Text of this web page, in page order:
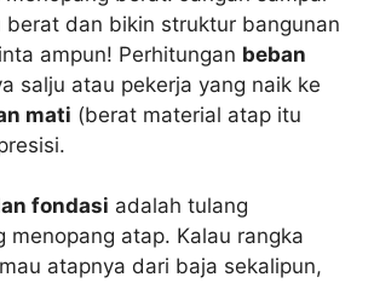
berat dan bikin struktur bangunan
ampun! Perhitungan beban
salju atau pekerja yang naik ke
mati (berat material atap itu
fondasi adalah tulang
menopang atap. Kalau rangka
atapnya dari baja sekalipun,